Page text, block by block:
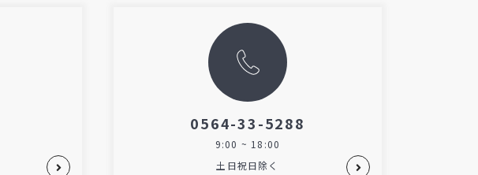
0564-33-5288
9:00 ~ 18:00
土日祝日除く